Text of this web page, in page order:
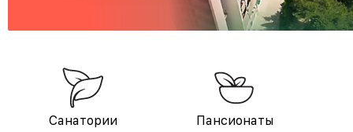
Санатории Пансионаты